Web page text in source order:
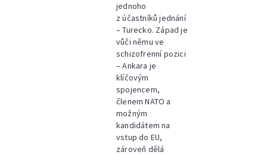
jednoho
z účastníků jednání
– Turecko. Západ je
vůči němu ve
schizofrenní pozici
– Ankara je
klíčovým
spojencem,
členem NATO a
možným
kandidátem na
vstup do EU,
zároveň dělá